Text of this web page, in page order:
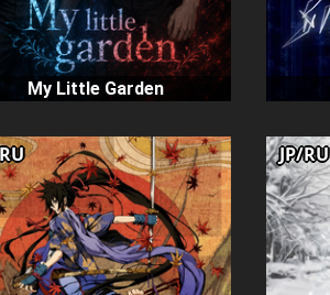
My Little Garden
JP/RU